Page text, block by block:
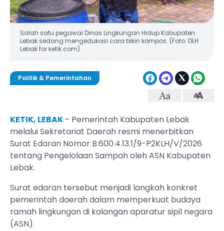
Salah satu pegawai Dinas Lingkungan Hidup Kabupaten
Lebak sedang mengedukasi cara bikin kompos. (Foto: DLH
Lebak for ketik.com)
Politik & Pemerintahan
KETIK, LEBAK– Pemerintah Kabupaten Lebak
melalui Sekretariat Daerah resmi menerbitkan
Surat Edaran Nomor B.600.4.13.1/9-P2KLH/V/2026
tentang Pengelolaan Sampah oleh ASN Kabupaten
Lebak.
Surat edaran tersebut menjadi langkah konkret
pemerintah daerah dalam memperkuat budaya
ramah lingkungan di kalangan aparatur sipil negara
(ASN).